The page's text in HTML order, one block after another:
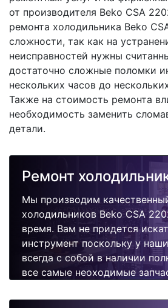
от производителя Beko CSA
ремонта холодильника Beko
сложности, так как на
неисправностей нужны
достаточно сложные поломки
нескольких часов до
Также на стоимость ремонта
необходимость заменить
детали.
Ремонт
Мы производим
холодильников Beko CSA
время. Вам не придется
инструмент поскольку у
всегда с собой в наличии
все самые неоходимые
качественно и недорого.